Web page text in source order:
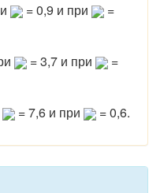
= 0,9 и при
=
= 3,7 и при
=
= 7,6 и при = 0,6.